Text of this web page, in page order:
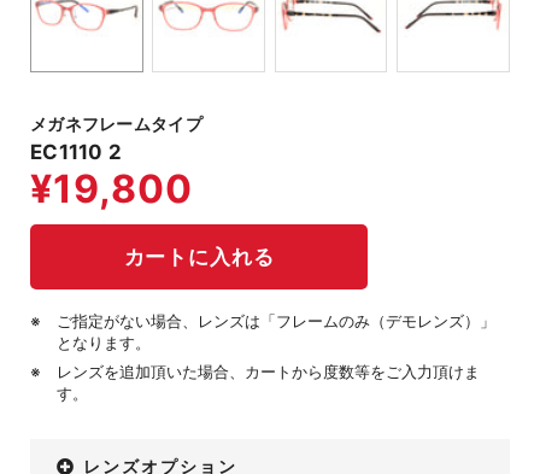
メガネフレームタイプ
EC1110 2
ご指定がない場合、レンズは「フレームのみ（デモレンズ）」
となります。
レンズを追加頂いた場合、カートから度数等をご入力頂けま
す。
レンズオプション